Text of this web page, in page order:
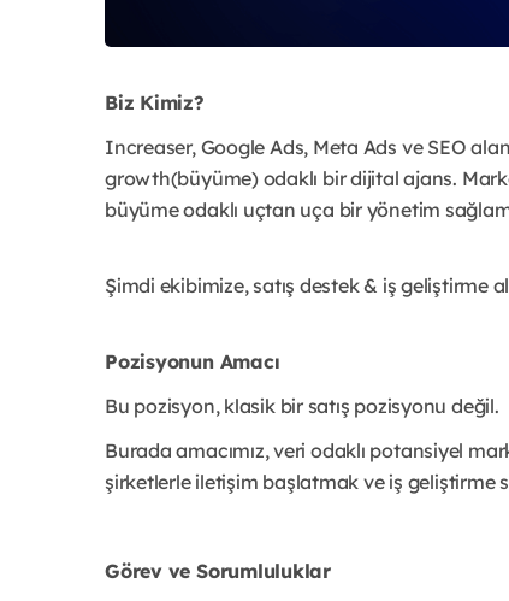
Biz Kimiz?
Increaser, Google Ads, Meta Ads ve SEO
growth(büyüme) odaklı bir dijital ajans.
büyüme odaklı uçtan uça bir yönetim
Şimdi ekibimize, satış destek & iş geliştirme
Pozisyonun Amacı
Bu pozisyon, klasik bir satış pozisyonu değil.
Burada amacımız, veri odaklı potansiyel
şirketlerle iletişim başlatmak ve iş geliştirme
Görev ve Sorumluluklar